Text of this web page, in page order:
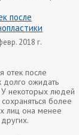
после
2018 г.
отек после
долго ожидать
У некоторых людей
более
лиц она менее